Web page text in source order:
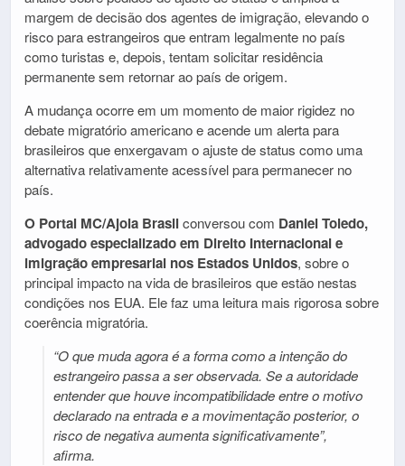
margem de decisão dos agentes de imigração, elevando o
risco para estrangeiros que entram legalmente no país
como turistas e, depois, tentam solicitar residência
permanente sem retornar ao país de origem.
A mudança ocorre em um momento de maior rigidez no
debate migratório americano e acende um alerta para
brasileiros que enxergavam o ajuste de status como uma
alternativa relativamente acessível para permanecer no
país.
O Portal MC/Ajoia Brasilconversou com Daniel Toledo,
advogado especializado em Direito Internacional e
imigração empresarial nos Estados Unidos, sobre o
principal impacto na vida de brasileiros que estão nestas
condições nos EUA. Ele faz uma leitura mais rigorosa sobre
coerência migratória.
“O que muda agora é a forma como a intenção do
estrangeiro passa a ser observada. Se a autoridade
entender que houve incompatibilidade entre o motivo
declarado na entrada e a movimentação posterior, o
risco de negativa aumenta significativamente”,
afirma.